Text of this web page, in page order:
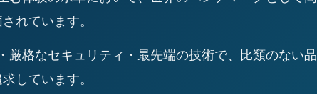
れています。
格なセキュリティ・最先端の技術で、比類のない品
しています。